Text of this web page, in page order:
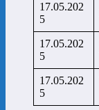
17.05.202
5
17.05.202
5
17.05.202
5